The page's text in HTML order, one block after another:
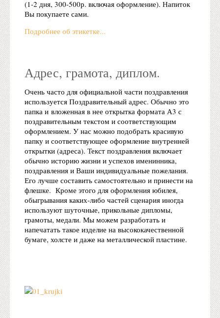
(1-2 дня, 300-500р. включая оформление). Напиток
Вы покупаете сами.
Подробнее об этикетке...
Адрес, грамота, диплом.
Очень часто для официальной части поздравления
используется Поздравительный адрес. Обычно это
папка и вложенная в нее открытка формата А3 с
поздравительным текстом и соответствующим
оформлением. У нас можно подобрать красивую
папку и соответствующее оформление внутренней
открытки (адреса). Текст поздравления включает
обычно историю жизни и успехов именинника,
поздравления и Ваши индивидуальные пожелания.
Его лучше составить самостоятельно и принести на
флешке. Кроме этого для оформления юбилея,
обыгрывания каких-либо частей сценария иногда
используют шуточные, прикольные дипломы,
грамоты, медали. Мы можем разработать и
напечатать такое изделие на высококачественной
бумаге, холсте и даже на металлической пластине.